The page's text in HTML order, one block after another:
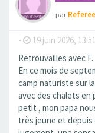
par
- 19 juin 2026, 13:51
Retrouvailles avec F.
En ce mois de
camp naturiste sur
avec des chalets
petit , mon papa
très jeune et depuis